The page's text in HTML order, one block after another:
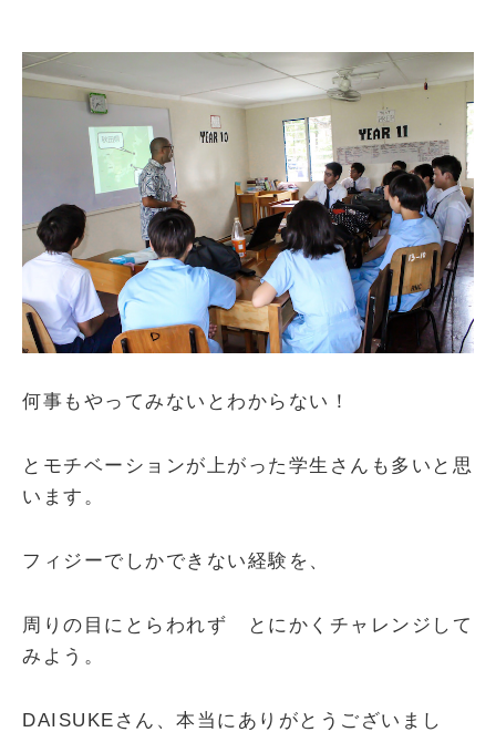
何事もやってみないとわからない！
とモチベーションが上がった学生さんも多いと思
います。
フィジーでしかできない経験を、
周りの目にとらわれず とにかくチャレンジして
みよう。
DAISUKEさん、本当にありがとうございまし